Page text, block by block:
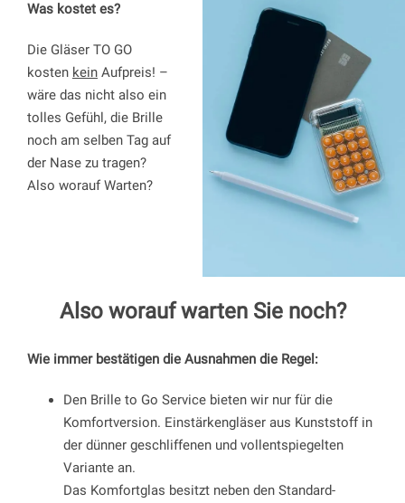
Was kostet es?
Die Gläser TO GO
kosten kein Aufpreis! –
wäre das nicht also ein
tolles Gefühl, die Brille
noch am selben Tag auf
der Nase zu tragen?
Also worauf Warten?
Also worauf warten Sie noch?
Wie immer bestätigen die Ausnahmen die Regel:
Den Brille to Go Service bieten wir nur für die
Komfortversion. Einstärkengläser aus Kunststoff in
der dünner geschliffenen und vollentspiegelten
Variante an.
Das Komfortglas besitzt neben den Standard-